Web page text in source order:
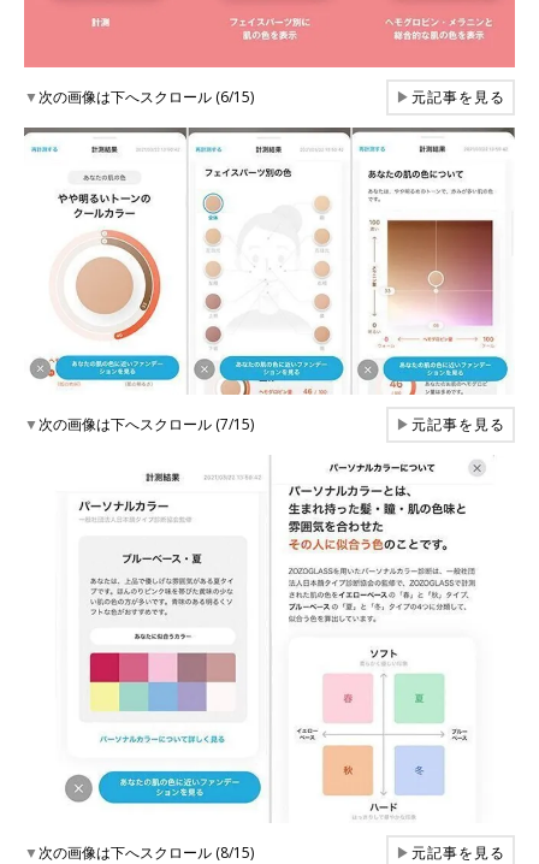
▼次の画像は下へスクロール (6/15) ▶元記事を見る
▼次の画像は下へスクロール (7/15) ▶元記事を見る
▼次の画像は下へスクロール (8/15) ▶元記事を見る